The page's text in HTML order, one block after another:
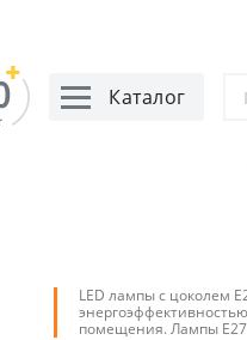
Каталог
LED лампы с цоколем
помещения. Лампы E27